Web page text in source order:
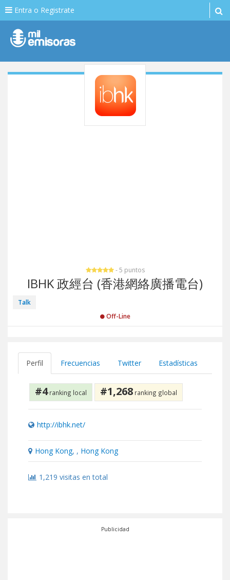
Entra o Registrate
- 5 puntos
IBHK 政經台 (香港網絡廣播電台)
Talk
Off-Line
Perfil Frecuencias Twitter Estadísticas
#4ranking local #1,268 ranking global
http://ibhk.net/
Hong Kong, , Hong Kong
1,219 visitas en total
Publicidad